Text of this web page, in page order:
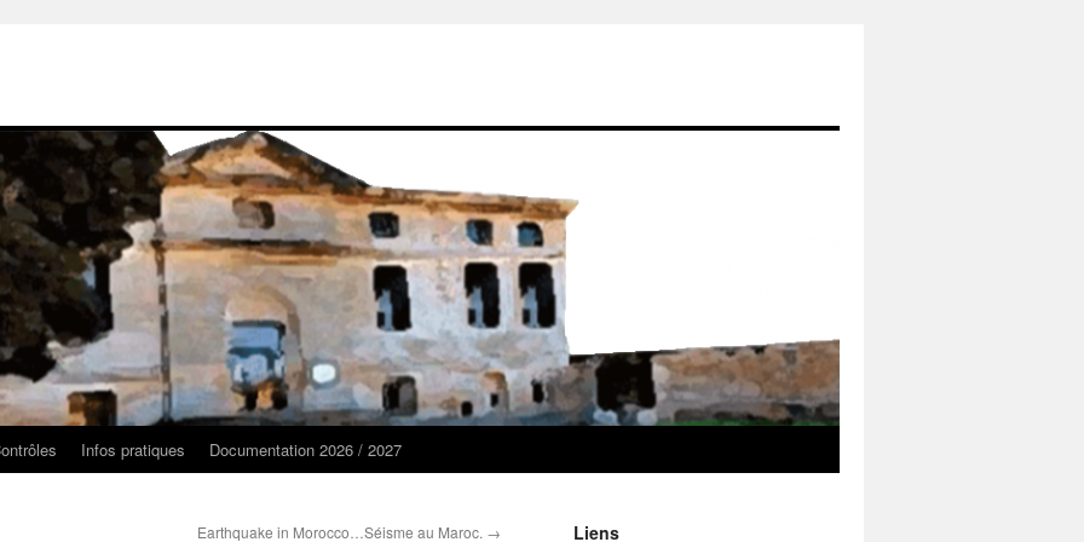
Infos pratiques Documentation 2026 / 2027
Earthquake in Morocco…Séisme au Maroc. → Liens